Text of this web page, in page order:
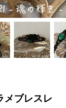
メブレスレ